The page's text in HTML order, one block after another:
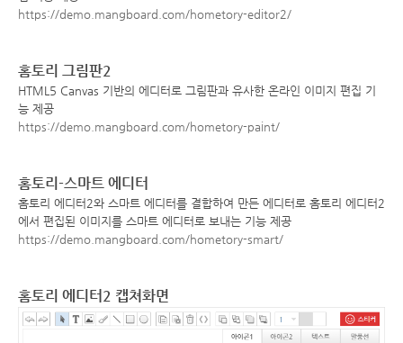
https://demo.mangboard.com/hometory-editor2/
홈토리 그림판2
HTML5 Canvas 기반의 에디터로 그림판과 유사한 온라인 이미지 편집 기
능 제공
https://demo.mangboard.com/hometory-paint/
홈토리-스마트 에디터
홈토리 에디터2와 스마트 에디터를 결합하여 만든 에디터로 홈토리 에디터2
에서 편집된 이미지를 스마트 에디터로 보내는 기능 제공
https://demo.mangboard.com/hometory-smart/
홈토리 에디터2 캡쳐화면